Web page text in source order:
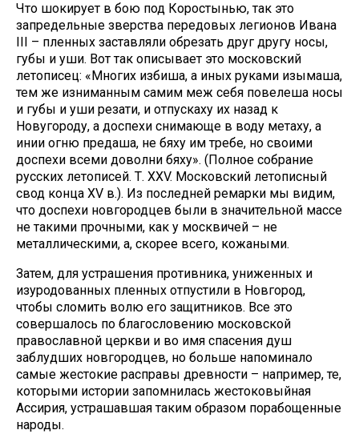
Что шокирует в бою под Коростынью, так это
запредельные зверства передовых легионов Ивана
III – пленных заставляли обрезать друг другу носы,
губы и уши. Вот так описывает это московский
летописец: «Многих избиша, а иных руками изымаша,
тем же изниманным самим меж себя повелеша носы
и губы и уши резати, и отпускаху их назад к
Новугороду, а доспехи снимающе в воду метаху, а
инии огню предаша, не бяху им требе, но своими
доспехи всеми доволни бяху». (Полное собрание
русских летописей. Т. XXV. Московский летописный
свод конца XV в.). Из последней ремарки мы видим,
что доспехи новгородцев были в значительной массе
не такими прочными, как у москвичей – не
металлическими, а, скорее всего, кожаными.
Затем, для устрашения противника, униженных и
изуродованных пленных отпустили в Новгород,
чтобы сломить волю его защитников. Все это
совершалось по благословению московской
православной церкви и во имя спасения душ
заблудших новгородцев, но больше напоминало
самые жестокие расправы древности – например, те,
которыми истории запомнилась жестоковыйная
Ассирия, устрашавшая таким образом порабощенные
народы.